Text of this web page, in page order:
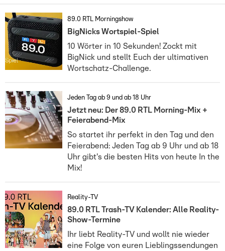
89.0 RTL Morningshow
BigNicks Wortspiel-Spiel
10 Wörter in 10 Sekunden! Zockt mit
BigNick und stellt Euch der ultimativen
Wortschatz-Challenge.
Jeden Tag ab 9 und ab 18 Uhr
Jetzt neu: Der 89.0 RTL Morning-Mix +
Feierabend-Mix
So startet ihr perfekt in den Tag und den
Feierabend: Jeden Tag ab 9 Uhr und ab 18
Uhr gibt's die besten Hits von heute In the
Mix!
Reality-TV
89.0 RTL Trash-TV Kalender: Alle Reality-
Show-Termine
Ihr liebt Reality-TV und wollt nie wieder
eine Folge von euren Lieblingssendungen